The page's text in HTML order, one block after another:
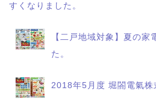
すくなりました。
【二戸地域対象】夏の家
た。
2018年5月度 堀閤電氣株